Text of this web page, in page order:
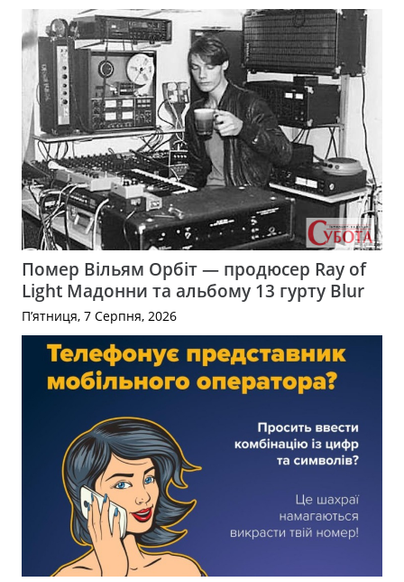
Помер Вільям Орбіт — продюсер Ray of
Light Мадонни та альбому 13 гурту Blur
П’ятниця, 7 Серпня, 2026